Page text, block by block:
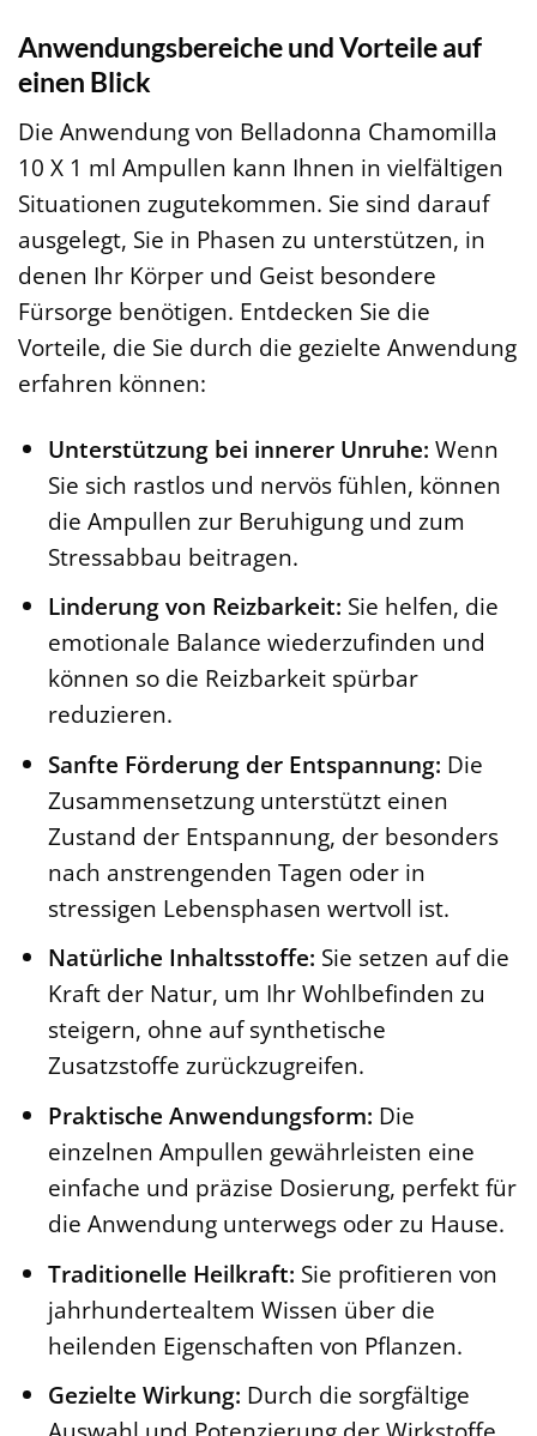
Anwendungsbereiche und Vorteile auf
einen Blick
Die Anwendung von Belladonna Chamomilla
10 X 1 ml Ampullen kann Ihnen in vielfältigen
Situationen zugutekommen. Sie sind darauf
ausgelegt, Sie in Phasen zu unterstützen, in
denen Ihr Körper und Geist besondere
Fürsorge benötigen. Entdecken Sie die
Vorteile, die Sie durch die gezielte Anwendung
erfahren können:
Unterstützung bei innerer Unruhe: Wenn
Sie sich rastlos und nervös fühlen, können
die Ampullen zur Beruhigung und zum
Stressabbau beitragen.
Linderung von Reizbarkeit: Sie helfen, die
emotionale Balance wiederzufinden und
können so die Reizbarkeit spürbar
reduzieren.
Sanfte Förderung der Entspannung: Die
Zusammensetzung unterstützt einen
Zustand der Entspannung, der besonders
nach anstrengenden Tagen oder in
stressigen Lebensphasen wertvoll ist.
Natürliche Inhaltsstoffe: Sie setzen auf die
Kraft der Natur, um Ihr Wohlbefinden zu
steigern, ohne auf synthetische
Zusatzstoffe zurückzugreifen.
Praktische Anwendungsform: Die
einzelnen Ampullen gewährleisten eine
einfache und präzise Dosierung, perfekt für
die Anwendung unterwegs oder zu Hause.
Traditionelle Heilkraft: Sie profitieren von
jahrhundertealtem Wissen über die
heilenden Eigenschaften von Pflanzen.
Gezielte Wirkung: Durch die sorgfältige